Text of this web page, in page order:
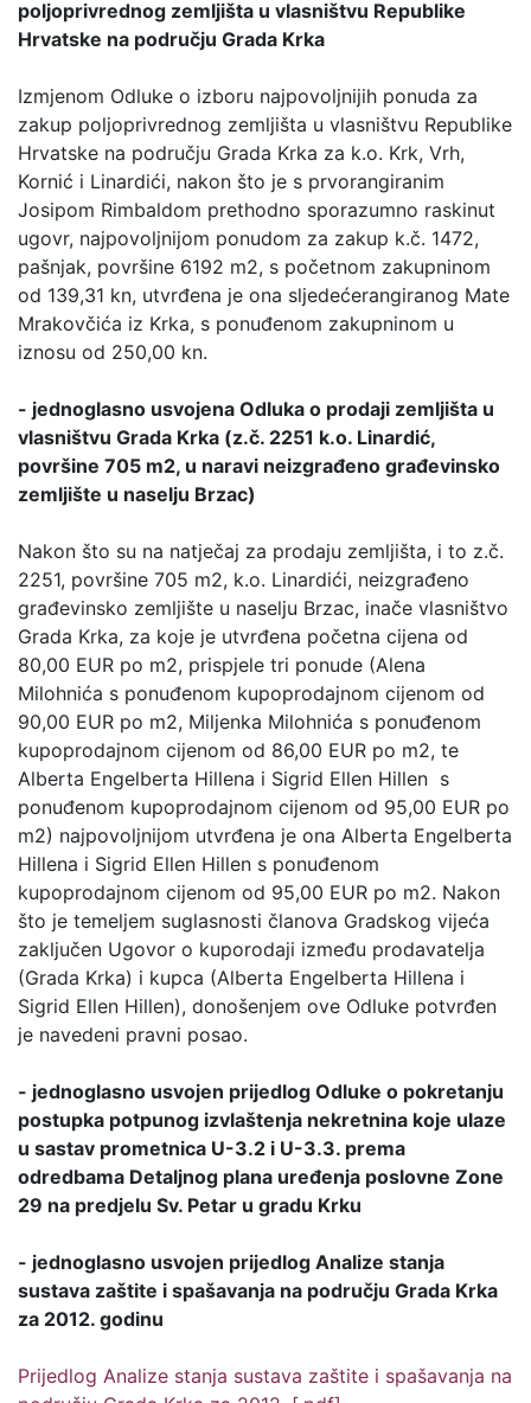
poljoprivrednog zemljišta u vlasništvu Republike
Hrvatske na području Grada Krka
Izmjenom Odluke o izboru najpovoljnijih ponuda za
zakup poljoprivrednog zemljišta u vlasništvu Republike
Hrvatske na području Grada Krka za k.o. Krk, Vrh,
Kornić i Linardići, nakon što je s prvorangiranim
Josipom Rimbaldom prethodno sporazumno raskinut
ugovr, najpovoljnijom ponudom za zakup k.č. 1472,
pašnjak, površine 6192 m2, s početnom zakupninom
od 139,31 kn, utvrđena je ona sljedećerangiranog Mate
Mrakovčića iz Krka, s ponuđenom zakupninom u
iznosu od 250,00 kn.
- jednoglasno usvojena Odluka o prodaji zemljišta u
vlasništvu Grada Krka (z.č. 2251 k.o. Linardić,
površine 705 m2, u naravi neizgrađeno građevinsko
zemljište u naselju Brzac)
Nakon što su na natječaj za prodaju zemljišta, i to z.č.
2251, površine 705 m2, k.o. Linardići, neizgrađeno
građevinsko zemljište u naselju Brzac, inače vlasništvo
Grada Krka, za koje je utvrđena početna cijena od
80,00 EUR po m2, prispjele tri ponude (Alena
Milohnića s ponuđenom kupoprodajnom cijenom od
90,00 EUR po m2, Miljenka Milohnića s ponuđenom
kupoprodajnom cijenom od 86,00 EUR po m2, te
Alberta Engelberta Hillena i Sigrid Ellen Hillen s
ponuđenom kupoprodajnom cijenom od 95,00 EUR po
m2) najpovoljnijom utvrđena je ona Alberta Engelberta
Hillena i Sigrid Ellen Hillen s ponuđenom
kupoprodajnom cijenom od 95,00 EUR po m2. Nakon
što je temeljem suglasnosti članova Gradskog vijeća
zaključen Ugovor o kuporodaji između prodavatelja
(Grada Krka) i kupca (Alberta Engelberta Hillena i
Sigrid Ellen Hillen), donošenjem ove Odluke potvrđen
je navedeni pravni posao.
- jednoglasno usvojen prijedlog Odluke o pokretanju
postupka potpunog izvlaštenja nekretnina koje ulaze
u sastav prometnica U-3.2 i U-3.3. prema
odredbama Detaljnog plana uređenja poslovne Zone
29 na predjelu Sv. Petar u gradu Krku
- jednoglasno usvojen prijedlog Analize stanja
sustava zaštite i spašavanja na području Grada Krka
za 2012. godinu
Prijedlog Analize stanja sustava zaštite i spašavanja na